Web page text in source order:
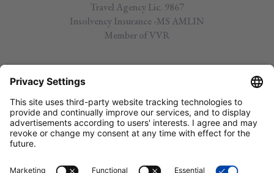
Travel Agency Lic. 9867
Insolvency Insurance -MS AMLIN
Member of VVR